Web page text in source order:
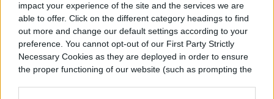
impact your experience of the site and the services we are
able to offer. Click on the different category headings to find
out more and change our default settings according to your
preference. You cannot opt-out of our First Party Strictly
Necessary Cookies as they are deployed in order to ensure
the proper functioning of our website (such as prompting the
puede ocurrir durante un juego de D&D, la
película hace un trabajo efectivo al obligar a
sus personajes, particularmente al Edgin
de Pine, a repensar constantemente sus